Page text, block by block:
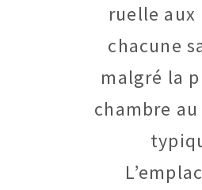
ruelle aux
chacune
malgré la
chambre